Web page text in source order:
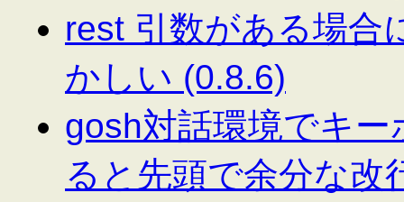
rest 引数がある場合
かしい (0.8.6)
gosh対話環境でキ
ると先頭で余分な改